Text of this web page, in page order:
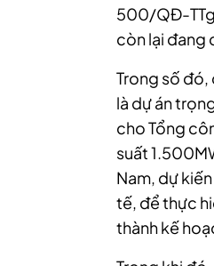
500/QĐ-TTg
còn lại đang
Trong số đó,
là dự án
cho Tổng
suất
Nam, dự
tế, để thực
thành kế